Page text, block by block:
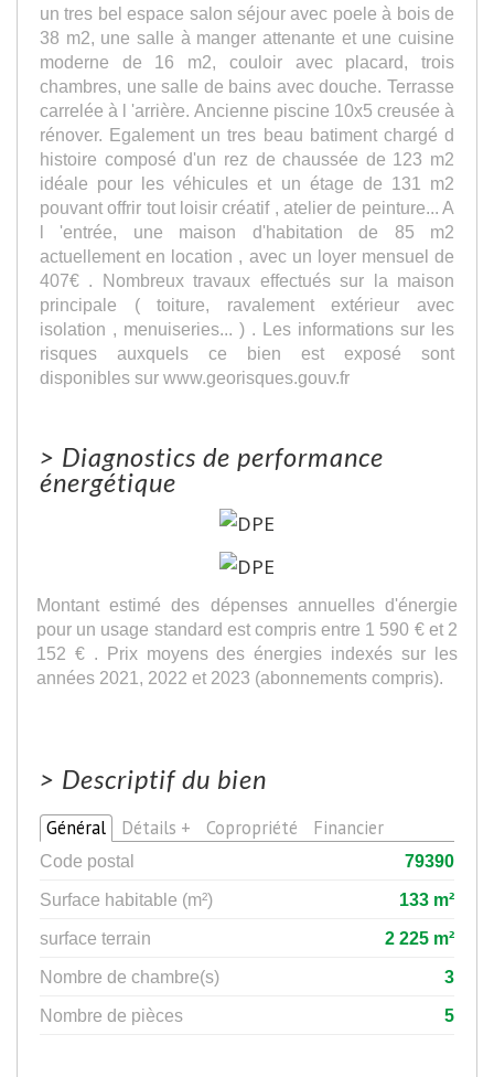
un tres bel espace salon séjour avec poele à bois de
38 m2, une salle à manger attenante et une cuisine
moderne de 16 m2, couloir avec placard, trois
chambres, une salle de bains avec douche. Terrasse
carrelée à l 'arrière. Ancienne piscine 10x5 creusée à
rénover. Egalement un tres beau batiment chargé d
histoire composé d'un rez de chaussée de 123 m2
idéale pour les véhicules et un étage de 131 m2
pouvant offrir tout loisir créatif , atelier de peinture... A
l 'entrée, une maison d'habitation de 85 m2
actuellement en location , avec un loyer mensuel de
407€ . Nombreux travaux effectués sur la maison
principale ( toiture, ravalement extérieur avec
isolation , menuiseries... ) . Les informations sur les
risques auxquels ce bien est exposé sont
disponibles sur www.georisques.gouv.fr
> Diagnostics de performance
énergétique
Montant estimé des dépenses annuelles d'énergie
pour un usage standard est compris entre 1 590 € et 2
152 € . Prix moyens des énergies indexés sur les
années 2021, 2022 et 2023 (abonnements compris).
> Descriptif du bien
Général Détails + Copropriété Financier
Code postal
79390
Surface habitable (m²)
133 m²
surface terrain
2 225 m²
Nombre de chambre(s)
3
Nombre de pièces
5